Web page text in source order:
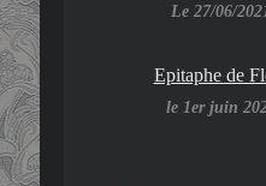
Le 27/06/
Epitaphe de
le 1er juin